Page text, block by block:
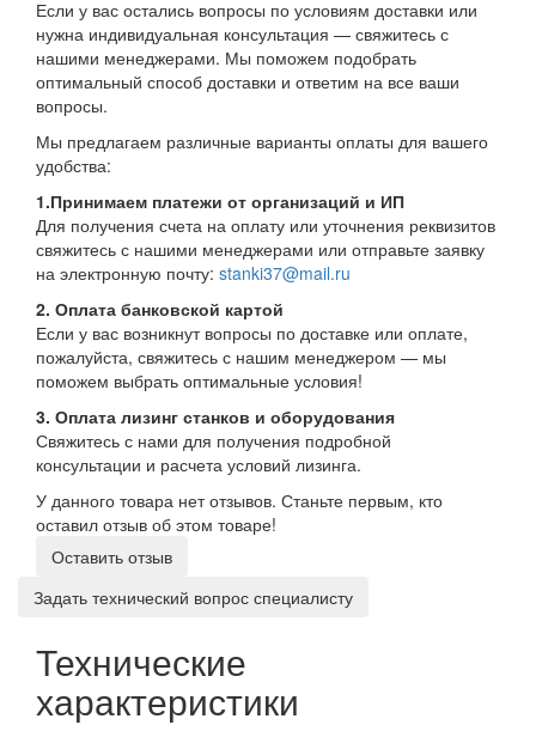
Если у вас остались вопросы по условиям доставки или
нужна индивидуальная консультация — свяжитесь с
нашими менеджерами. Мы поможем подобрать
оптимальный способ доставки и ответим на все ваши
вопросы.
Мы предлагаем различные варианты оплаты для вашего
удобства:
1.Принимаем платежи от организаций и ИП
Для получения счета на оплату или уточнения реквизитов
свяжитесь с нашими менеджерами или отправьте заявку
на электронную почту: stanki37@mail.ru
2. Оплата банковской картой
Если у вас возникнут вопросы по доставке или оплате,
пожалуйста, свяжитесь с нашим менеджером — мы
поможем выбрать оптимальные условия!
3. Оплата лизинг станков и оборудования
Свяжитесь с нами для получения подробной
консультации и расчета условий лизинга.
У данного товара нет отзывов. Станьте первым, кто
оставил отзыв об этом товаре!
Оставить отзыв
Задать технический вопрос специалисту
Технические
характеристики